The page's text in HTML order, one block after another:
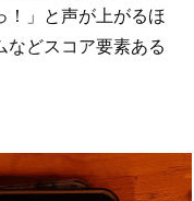
！」と声が上がるほ
などスコア要素ある